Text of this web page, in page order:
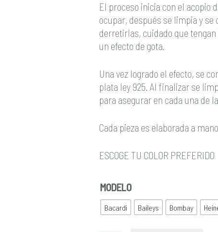
El proceso inicia con el acopio
ocupar, después se limpia y
derretirlas, cuidado que
un efecto de gota.
Una vez logrado el efecto, se
plata ley 925. Al finalizar se
para asegurar en cada una de
Cada pieza es elaborada a
ESCOGE TU COLOR PREFERIDO
MODELO
Bacardi Baileys Bombay